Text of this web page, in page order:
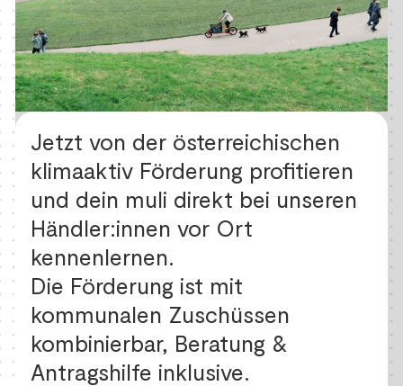
Jetzt von der österreichischen
klimaaktiv Förderung profitieren
und dein muli direkt bei unseren
Händler:innen vor Ort
kennenlernen.
Die Förderung ist mit
kommunalen Zuschüssen
kombinierbar, Beratung &
Antragshilfe inklusive.